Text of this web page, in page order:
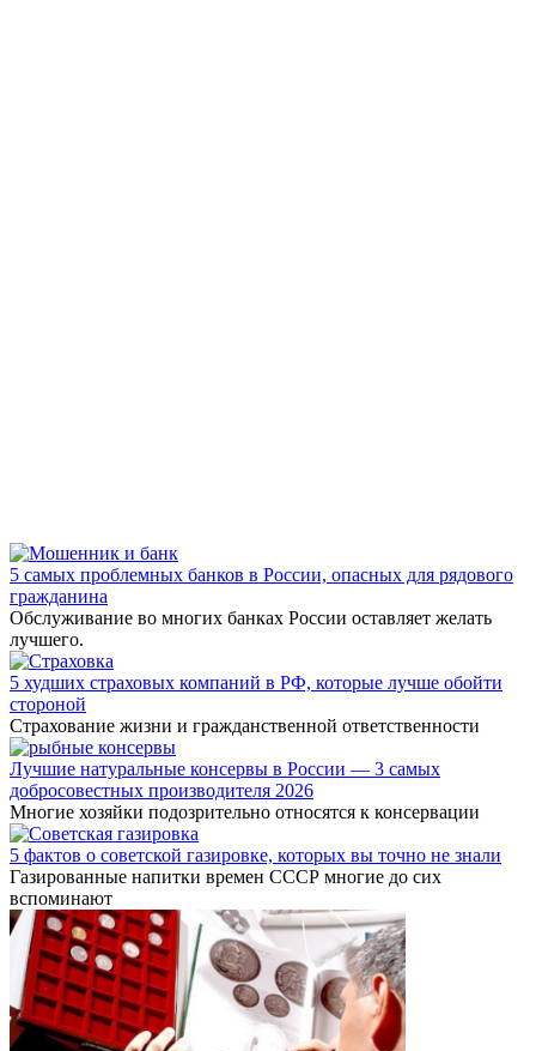
5 самых проблемных банков в России, опасных для рядового
гражданина
Обслуживание во многих банках России оставляет желать
лучшего.
5 худших страховых компаний в РФ, которые лучше обойти
стороной
Страхование жизни и гражданственной ответственности
Лучшие натуральные консервы в России — 3 самых
добросовестных производителя 2026
Многие хозяйки подозрительно относятся к консервации
5 фактов о советской газировке, которых вы точно не знали
Газированные напитки времен СССР многие до сих
вспоминают